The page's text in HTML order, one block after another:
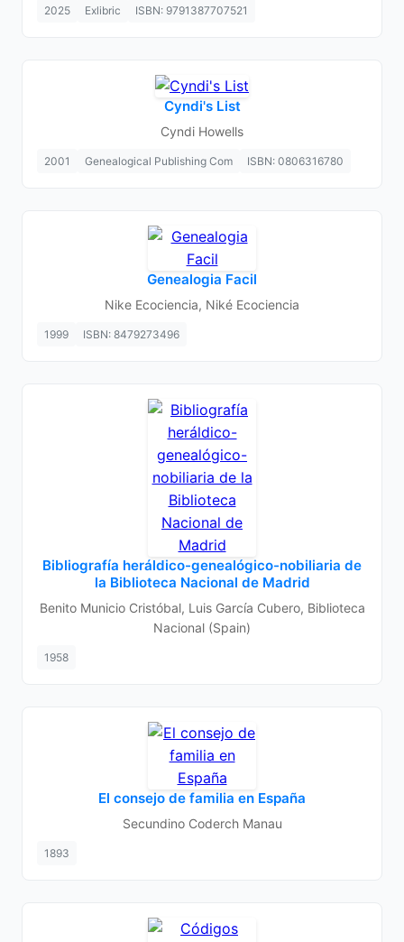
2025 Exlibric ISBN: 9791387707521
Cyndi's List
Cyndi Howells
2001 Genealogical Publishing Com ISBN: 0806316780
Genealogia Facil
Nike Ecociencia, Niké Ecociencia
1999 ISBN: 8479273496
Bibliografía heráldico-genealógico-nobiliaria de
la Biblioteca Nacional de Madrid
Benito Municio Cristóbal, Luis García Cubero, Biblioteca
Nacional (Spain)
1958
El consejo de familia en España
Secundino Coderch Manau
1893